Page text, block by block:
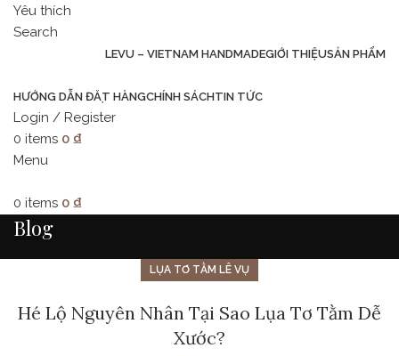
Yêu thích
Search
LEVU – VIETNAM HANDMADEGIỚI THIỆUSẢN PHẨM
HƯỚNG DẪN ĐẶT HÀNGCHÍNH SÁCHTIN TỨC
Login / Register
0 items 0 ₫
Menu
0 items 0 ₫
Blog
LỤA TƠ TẰM LÊ VỤ
Hé Lộ Nguyên Nhân Tại Sao Lụa Tơ Tằm Dễ
Xước?